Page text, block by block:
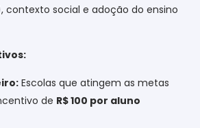
social e adoção do ensino
Escolas que atingem as metas
de R$ 100 por aluno